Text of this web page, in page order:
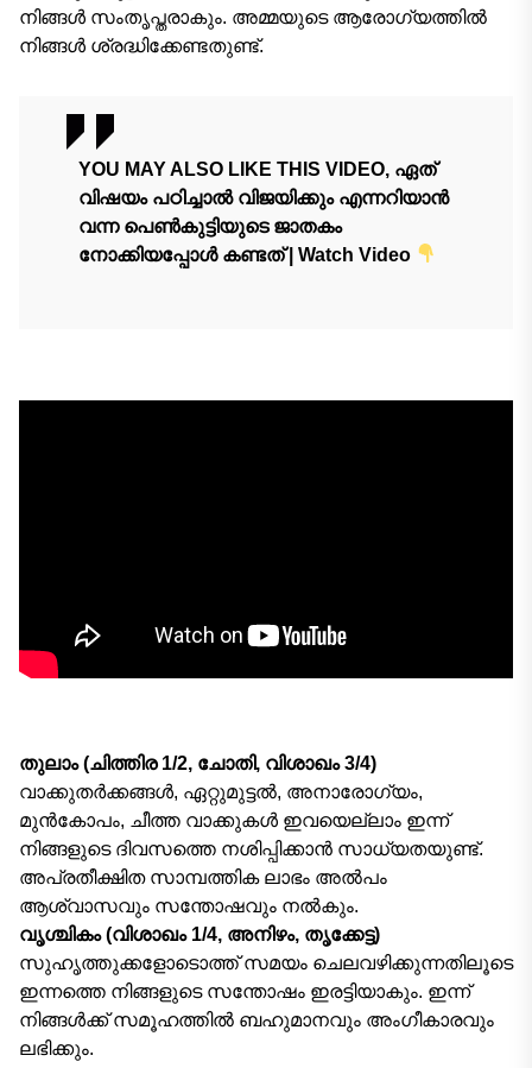
നിങ്ങൾ സംതൃപ്തരാകും. അമ്മയുടെ ആരോഗ്യത്തിൽ
നിങ്ങൾ ശ്രദ്ധിക്കേണ്ടതുണ്ട്.
YOU MAY ALSO LIKE THIS VIDEO, ഏത്
വിഷയം പഠിച്ചാൽ വിജയിക്കും എന്നറിയാൻ
വന്ന പെൺകുട്ടിയുടെ ജാതകം
നോക്കിയപ്പോൾ കണ്ടത് | Watch Video
തുലാം (ചിത്തിര 1/2, ചോതി, വിശാഖം 3/4)
വാക്കുതർക്കങ്ങൾ, ഏറ്റുമുട്ടൽ, അനാരോഗ്യം,
മുന്‍കോപം, ചീത്ത വാക്കുകള്‍ ഇവയെല്ലാം ഇന്ന്
നിങ്ങളുടെ ദിവസത്തെ നശിപ്പിക്കാന്‍ സാധ്യതയുണ്ട്.
അപ്രതീക്ഷിത സാമ്പത്തിക ലാഭം അല്‍പം
ആശ്വാസവും സന്തോഷവും നല്‍കും.
വൃശ്ചികം (വിശാഖം 1/4, അനിഴം, തൃക്കേട്ട)
സുഹൃത്തുക്കളോടൊത്ത് സമയം ചെലവഴിക്കുന്നതിലൂടെ
ഇന്നത്തെ നിങ്ങളുടെ സന്തോഷം ഇരട്ടിയാകും. ഇന്ന്
നിങ്ങൾക്ക് സമൂഹത്തില്‍ ബഹുമാനവും അംഗീകാരവും
ലഭിക്കും.